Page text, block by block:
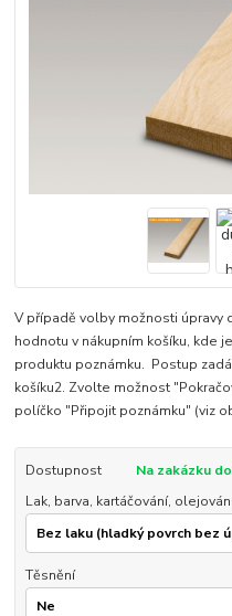
V případě volby možnosti
hodnotu v nákupním košíku, kde
produktu poznámku. Postup
košíku2. Zvolte možnost
políčko "Připojit poznámku" (viz
Dostupnost
Na zakázku
Lak, barva, kartáčování,
Těsnění